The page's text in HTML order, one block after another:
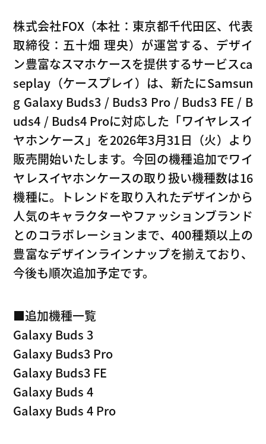
株式会社FOX（本社：東京都千代田区、代表
取締役：五十畑 理央）が運営する、デザイ
ン豊富なスマホケースを提供するサービスca
seplay（ケースプレイ）は、新たにSamsun
g Galaxy Buds3 / Buds3 Pro / Buds3 FE / B
uds4 / Buds4 Proに対応した「ワイヤレスイ
ヤホンケース」を2026年3月31日（火）より
販売開始いたします。今回の機種追加でワイ
ヤレスイヤホンケースの取り扱い機種数は16
機種に。トレンドを取り入れたデザインから
人気のキャラクターやファッションブランド
とのコラボレーションまで、400種類以上の
豊富なデザインラインナップを揃えており、
今後も順次追加予定です。
■追加機種一覧
Galaxy Buds 3
Galaxy Buds3 Pro
Galaxy Buds3 FE
Galaxy Buds 4
Galaxy Buds 4 Pro